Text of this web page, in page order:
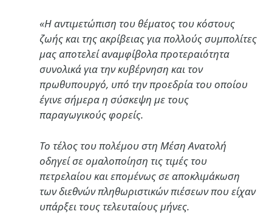
«Η αντιμετώπιση του θέματος του κόστους
ζωής και της ακρίβειας για πολλούς συμπολίτες
μας αποτελεί αναμφίβολα προτεραιότητα
συνολικά για την κυβέρνηση και τον
πρωθυπουργό, υπό την προεδρία του οποίου
έγινε σήμερα η σύσκεψη με τους
παραγωγικούς φορείς.
Το τέλος του πολέμου στη Μέση Ανατολή
οδηγεί σε ομαλοποίηση τις τιμές του
πετρελαίου και επομένως σε αποκλιμάκωση
των διεθνών πληθωριστικών πιέσεων που είχαν
υπάρξει τους τελευταίους μήνες.